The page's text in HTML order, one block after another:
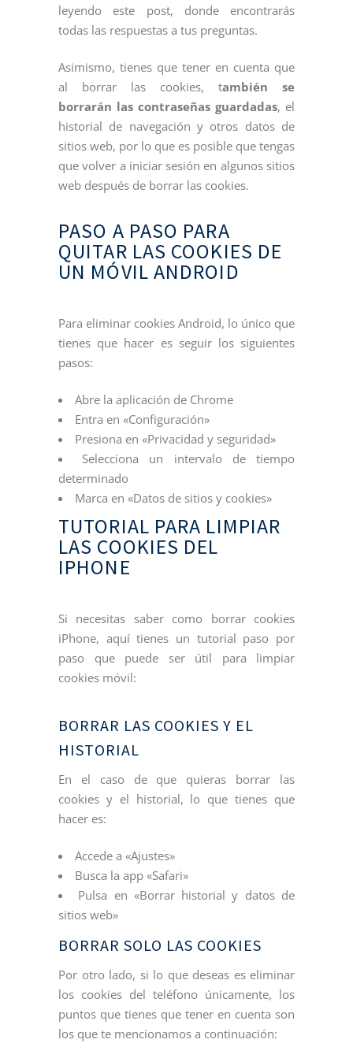
leyendo este post, donde encontrarás
todas las respuestas a tus preguntas.
Asimismo, tienes que tener en cuenta que
al borrar las cookies, también se
borrarán las contraseñas guardadas, el
historial de navegación y otros datos de
sitios web, por lo que es posible que tengas
que volver a iniciar sesión en algunos sitios
web después de borrar las cookies.
PASO A PASO PARA
QUITAR LAS COOKIES DE
UN MÓVIL ANDROID
Para eliminar cookies Android, lo único que
tienes que hacer es seguir los siguientes
pasos:
Abre la aplicación de Chrome
Entra en «Configuración»
Presiona en «Privacidad y seguridad»
Selecciona un intervalo de tiempo
determinado
Marca en «Datos de sitios y cookies»
TUTORIAL PARA LIMPIAR
LAS COOKIES DEL
IPHONE
Si necesitas saber como borrar cookies
iPhone, aquí tienes un tutorial paso por
paso que puede ser útil para limpiar
cookies móvil:
BORRAR LAS COOKIES Y EL
HISTORIAL
En el caso de que quieras borrar las
cookies y el historial, lo que tienes que
hacer es:
Accede a «Ajustes»
Busca la app «Safari»
Pulsa en «Borrar historial y datos de
sitios web»
BORRAR SOLO LAS COOKIES
Por otro lado, si lo que deseas es eliminar
los cookies del teléfono únicamente, los
puntos que tienes que tener en cuenta son
los que te mencionamos a continuación: